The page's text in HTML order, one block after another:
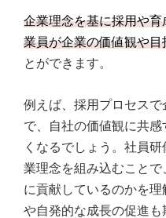
企業理念を基に採用や
業員が企業の価値観や
とができます。
例えば、採用プロセス
で、自社の価値観に共
くなるでしょう。社員
業理念を組み込むことで
に貢献しているのかを
や自発的な成長の促進も